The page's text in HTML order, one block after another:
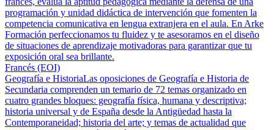
programación y unidad didáctica de intervención que fomenten la
competencia comunicativa en lengua extranjera en el aula. En Arke
Formación perfeccionamos tu fluidez y te asesoramos en el diseño
de situaciones de aprendizaje motivadoras para garantizar que tu
exposición oral sea brillante.
Francés (EOI)
Geografía e HistoriaLas oposiciones de Geografía e Historia de
Secundaria comprenden un temario de 72 temas organizado en
cuatro grandes bloques: geografía física, humana y descriptiva;
historia universal y de España desde la Antigüedad hasta la
Contemporaneidad; historia del arte; y temas de actualidad que